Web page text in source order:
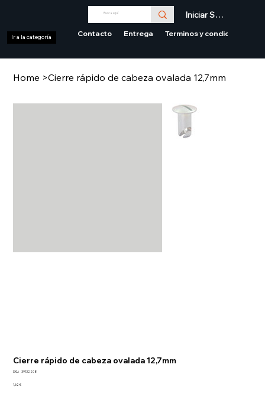
Iniciar Sesión
Contacto Entrega Terminos y condiciones
Ir a la categoría
Home >Cierre rápido de cabeza ovalada 12,7mm
Cierre rápido de cabeza ovalada 12,7mm
SKU:
SKU
39132208
Precio
1,62 €